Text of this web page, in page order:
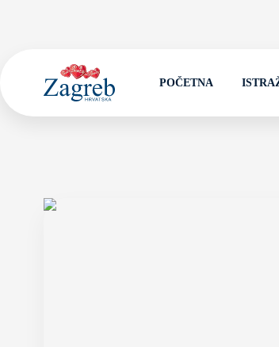
POČETNA